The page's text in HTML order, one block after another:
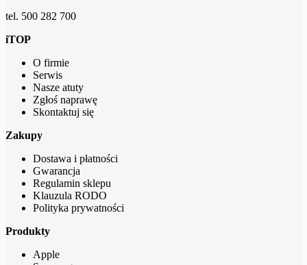
tel. 500 282 700
iTOP
O firmie
Serwis
Nasze atuty
Zgłoś naprawę
Skontaktuj się
Zakupy
Dostawa i płatności
Gwarancja
Regulamin sklepu
Klauzula RODO
Polityka prywatności
Produkty
Apple